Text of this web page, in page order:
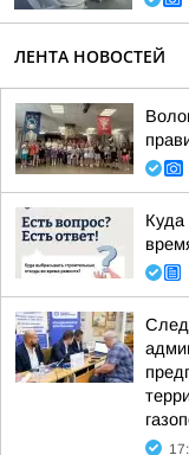
ЛЕНТА НОВОСТЕЙ
Куда